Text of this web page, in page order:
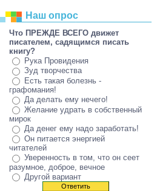
Наш опрос
Что ПРЕЖДЕ ВСЕГО движет
писателем, садящимся писать
книгу?
Рука Провидения
Зуд творчества
Есть такая болезнь -
графомания!
Да делать ему нечего!
Желание удрать в собственный
мирок
Да денег ему надо заработать!
Он питается энергией
читателей
Уверенность в том, что он сеет
разумное, доброе, вечное
Другой вариант